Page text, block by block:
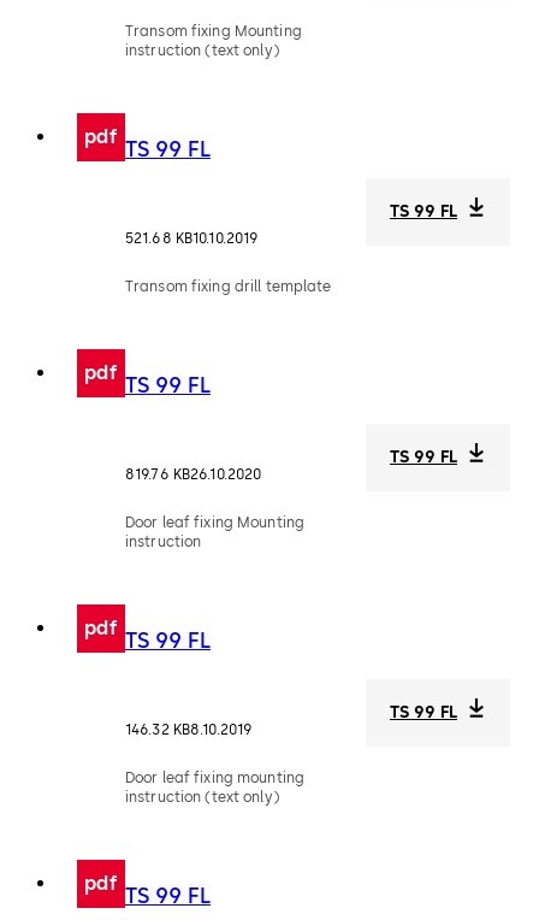
Transom fixing Mounting
instruction (text only)
pdf TS 99 FL
521.68 KB10.10.2019
Transom fixing drill template
TS 99 FL
pdf TS 99 FL
819.76 KB26.10.2020
Door leaf fixing Mounting
instruction
TS 99 FL
pdf TS 99 FL
146.32 KB8.10.2019
Door leaf fixing mounting
instruction (text only)
TS 99 FL
pdf TS 99 FL